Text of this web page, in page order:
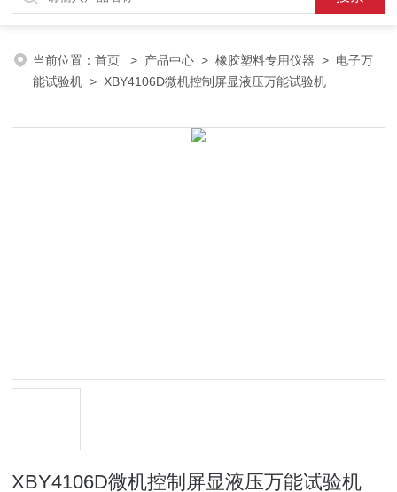
当前位置：首页 > 产品中心 >橡胶塑料专用仪器 > 电子万
能试验机 > XBY4106D微机控制屏显液压万能试验机
XBY4106D微机控制屏显液压万能试验机